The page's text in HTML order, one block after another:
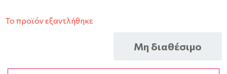
Το προϊόν εξαντλήθηκε
Μη διαθέσιμο